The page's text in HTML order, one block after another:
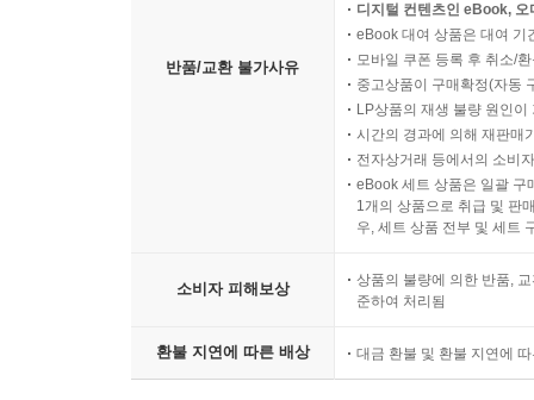
반품/교환 불가사유
디지털 컨텐츠인 eBook,
eBook 대여 상품은 대여 기
모바일 쿠폰 등록 후 취소/
중고상품이 구매확정(자동
LP상품의 재생 불량 원인
시간의 경과에 의해 재판매
전자상거래 등에서의 소비
eBook 세트 상품은 일괄 구
1개의 상품으로 취급 및 판
우, 세트 상품 전부 및 세트
소비자 피해보상
상품의 불량에 의한 반품,
준하여 처리됨
환불 지연에 따른 배상 대금 환불 및 환불 지연에